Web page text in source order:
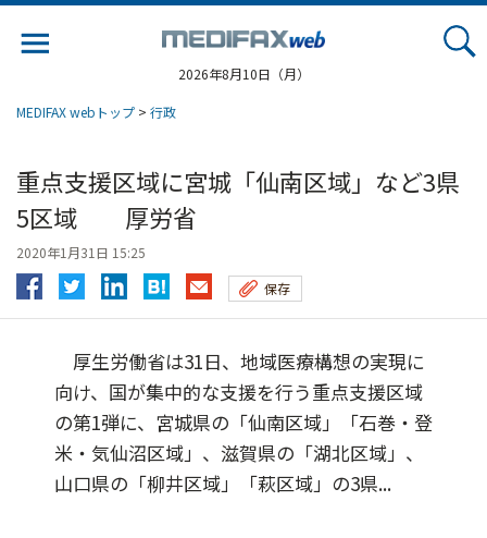
2026年8月10日（月）
MEDIFAX webトップ > 行政
重点支援区域に宮城「仙南区域」など3県
5区域 厚労省
2020年1月31日 15:25
保存
厚生労働省は31日、地域医療構想の実現に
向け、国が集中的な支援を行う重点支援区域
の第1弾に、宮城県の「仙南区域」「石巻・登
米・気仙沼区域」、滋賀県の「湖北区域」、
山口県の「柳井区域」「萩区域」の3県...